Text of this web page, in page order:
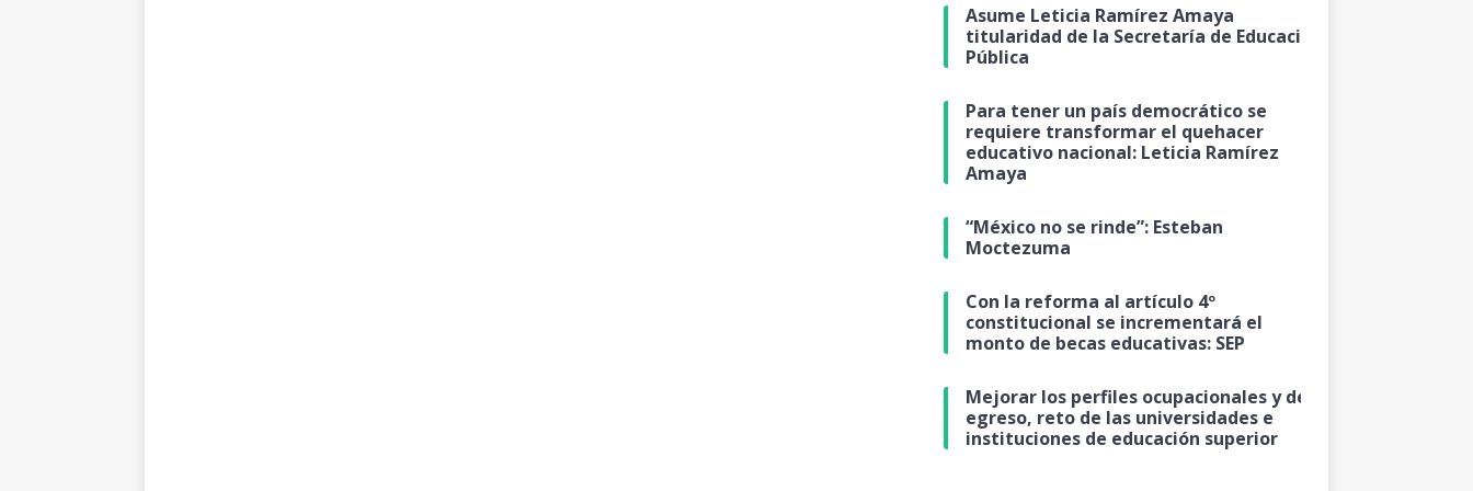
Asume Leticia Ramírez Amaya
titularidad de la Secretaría de Educación
Pública
Para tener un país democrático se
requiere transformar el quehacer
educativo nacional: Leticia Ramírez
Amaya
“México no se rinde”: Esteban
Moctezuma
Con la reforma al artículo 4º
constitucional se incrementará el
monto de becas educativas: SEP
Mejorar los perfiles ocupacionales y de
egreso, reto de las universidades e
instituciones de educación superior